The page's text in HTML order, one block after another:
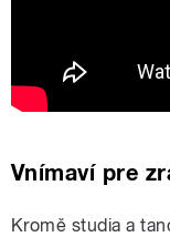
Vnímaví pre
Kromě studia a